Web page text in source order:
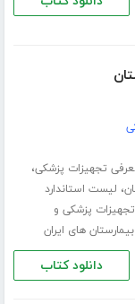
تجهیزات پزشکی،
، لیست استاندارد
تجهیزات پزشکی و
بیمارستان های ایران
دانلود کتاب